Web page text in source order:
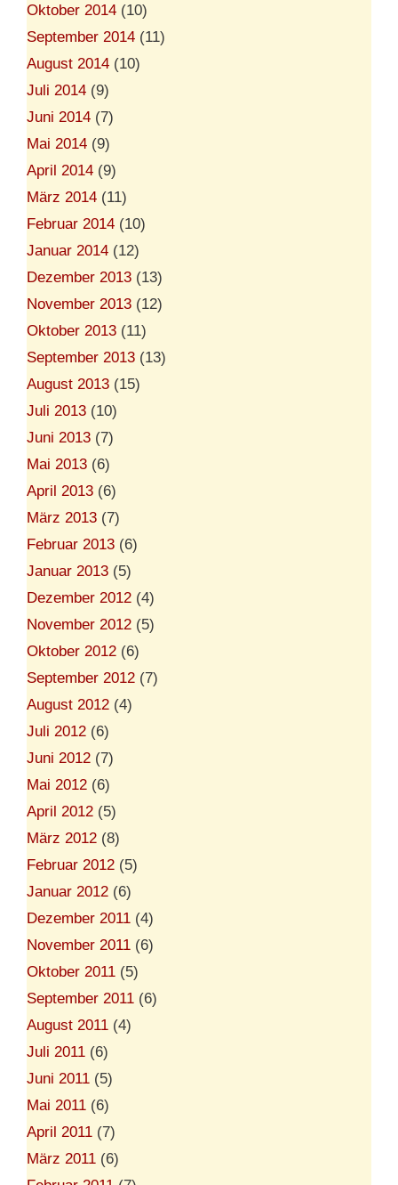
Oktober 2014 (10)
September 2014 (11)
August 2014 (10)
Juli 2014 (9)
Juni 2014 (7)
Mai 2014 (9)
April 2014 (9)
März 2014 (11)
Februar 2014 (10)
Januar 2014 (12)
Dezember 2013 (13)
November 2013 (12)
Oktober 2013 (11)
September 2013 (13)
August 2013 (15)
Juli 2013 (10)
Juni 2013 (7)
Mai 2013 (6)
April 2013 (6)
März 2013 (7)
Februar 2013 (6)
Januar 2013 (5)
Dezember 2012 (4)
November 2012 (5)
Oktober 2012 (6)
September 2012 (7)
August 2012 (4)
Juli 2012 (6)
Juni 2012 (7)
Mai 2012 (6)
April 2012 (5)
März 2012 (8)
Februar 2012 (5)
Januar 2012 (6)
Dezember 2011 (4)
November 2011 (6)
Oktober 2011 (5)
September 2011 (6)
August 2011 (4)
Juli 2011 (6)
Juni 2011 (5)
Mai 2011 (6)
April 2011 (7)
März 2011 (6)